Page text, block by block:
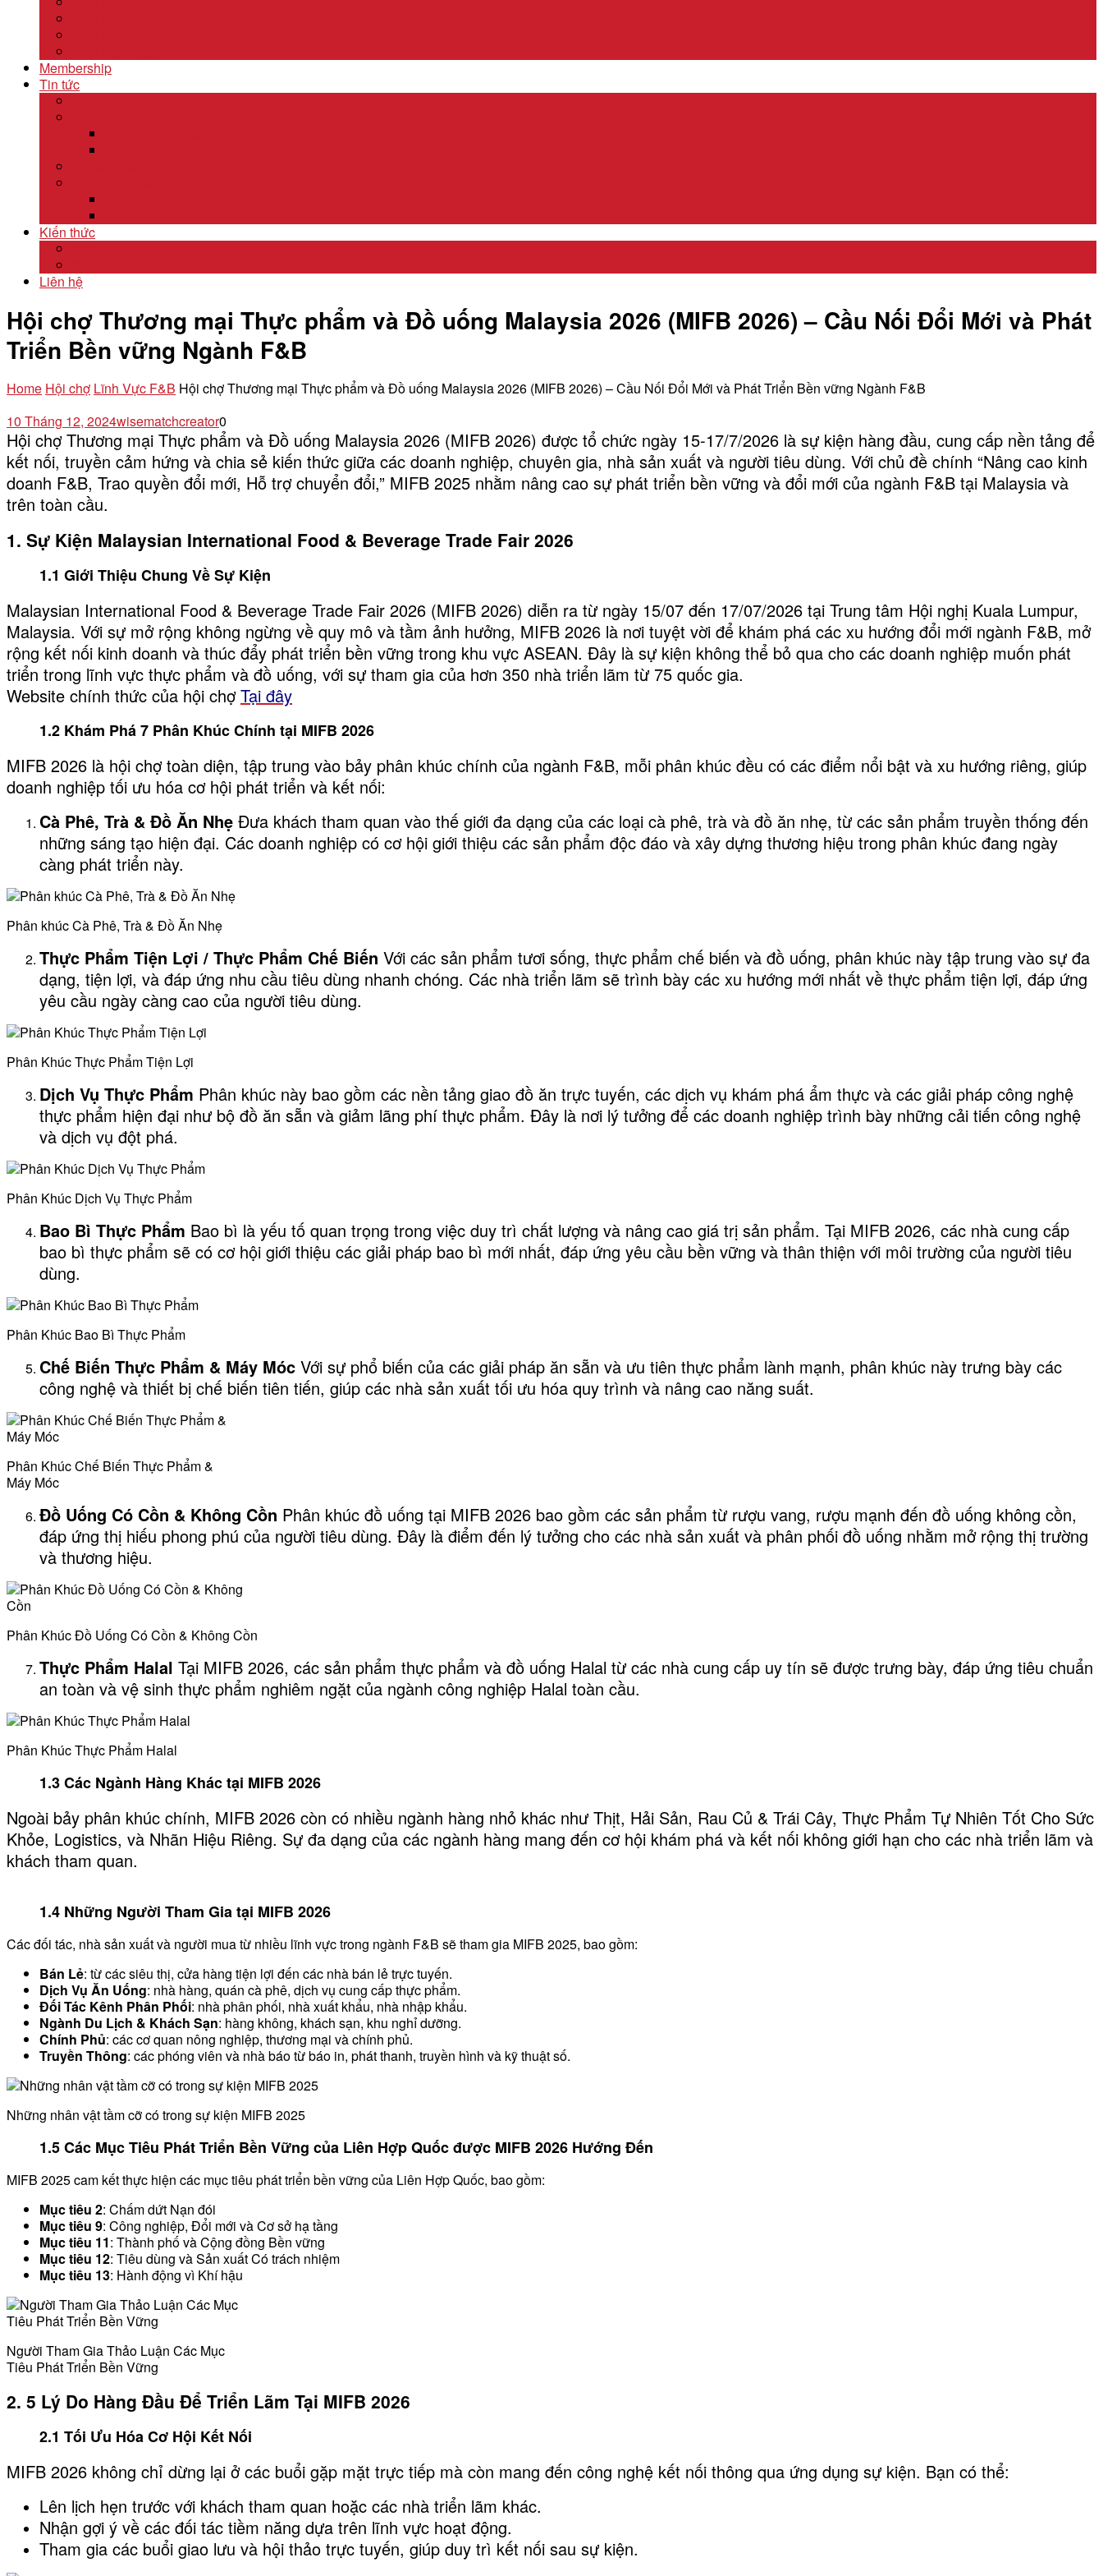
Membership
Tin tức
Kiến thức
Liên hệ
Hội chợ Thương mại Thực phẩm và Đồ uống Malaysia 2026 (MIFB 2026) – Cầu Nối Đổi Mới và Phát
Triển Bền vững Ngành F&B
Home Hội chợ Lĩnh Vực F&B Hội chợ Thương mại Thực phẩm và Đồ uống Malaysia 2026 (MIFB 2026) – Cầu Nối Đổi Mới và Phát Triển Bền vững Ngành F&B
10 Tháng 12, 2024wisematchcreator0
Hội chợ Thương mại Thực phẩm và Đồ uống Malaysia 2026 (MIFB 2026) được tổ chức ngày 15-17/7/2026 là sự kiện hàng đầu, cung cấp nền tảng để
kết nối, truyền cảm hứng và chia sẻ kiến thức giữa các doanh nghiệp, chuyên gia, nhà sản xuất và người tiêu dùng. Với chủ đề chính “Nâng cao kinh
doanh F&B, Trao quyền đổi mới, Hỗ trợ chuyển đổi,” MIFB 2025 nhằm nâng cao sự phát triển bền vững và đổi mới của ngành F&B tại Malaysia và
trên toàn cầu.
1. Sự Kiện Malaysian International Food & Beverage Trade Fair 2026
1.1 Giới Thiệu Chung Về Sự Kiện
Malaysian International Food & Beverage Trade Fair 2026 (MIFB 2026) diễn ra từ ngày 15/07 đến 17/07/2026 tại Trung tâm Hội nghị Kuala Lumpur,
Malaysia. Với sự mở rộng không ngừng về quy mô và tầm ảnh hưởng, MIFB 2026 là nơi tuyệt vời để khám phá các xu hướng đổi mới ngành F&B, mở
rộng kết nối kinh doanh và thúc đẩy phát triển bền vững trong khu vực ASEAN. Đây là sự kiện không thể bỏ qua cho các doanh nghiệp muốn phát
triển trong lĩnh vực thực phẩm và đồ uống, với sự tham gia của hơn 350 nhà triển lãm từ 75 quốc gia.
Website chính thức của hội chợTại đây
1.2 Khám Phá 7 Phân Khúc Chính tại MIFB 2026
MIFB 2026 là hội chợ toàn diện, tập trung vào bảy phân khúc chính của ngành F&B, mỗi phân khúc đều có các điểm nổi bật và xu hướng riêng, giúp
doanh nghiệp tối ưu hóa cơ hội phát triển và kết nối:
Cà Phê, Trà & Đồ Ăn Nhẹ Đưa khách tham quan vào thế giới đa dạng của các loại cà phê, trà và đồ ăn nhẹ, từ các sản phẩm truyền thống đến
những sáng tạo hiện đại. Các doanh nghiệp có cơ hội giới thiệu các sản phẩm độc đáo và xây dựng thương hiệu trong phân khúc đang ngày
càng phát triển này.
Phân khúc Cà Phê, Trà & Đồ Ăn Nhẹ
Thực Phẩm Tiện Lợi / Thực Phẩm Chế Biến Với các sản phẩm tươi sống, thực phẩm chế biến và đồ uống, phân khúc này tập trung vào sự đa
dạng, tiện lợi, và đáp ứng nhu cầu tiêu dùng nhanh chóng. Các nhà triển lãm sẽ trình bày các xu hướng mới nhất về thực phẩm tiện lợi, đáp ứng
yêu cầu ngày càng cao của người tiêu dùng.
Phân Khúc Thực Phẩm Tiện Lợi
Dịch Vụ Thực Phẩm Phân khúc này bao gồm các nền tảng giao đồ ăn trực tuyến, các dịch vụ khám phá ẩm thực và các giải pháp công nghệ
thực phẩm hiện đại như bộ đồ ăn sẵn và giảm lãng phí thực phẩm. Đây là nơi lý tưởng để các doanh nghiệp trình bày những cải tiến công nghệ
và dịch vụ đột phá.
Phân Khúc Dịch Vụ Thực Phẩm
Bao Bì Thực Phẩm Bao bì là yếu tố quan trọng trong việc duy trì chất lượng và nâng cao giá trị sản phẩm. Tại MIFB 2026, các nhà cung cấp
bao bì thực phẩm sẽ có cơ hội giới thiệu các giải pháp bao bì mới nhất, đáp ứng yêu cầu bền vững và thân thiện với môi trường của người tiêu
dùng.
Phân Khúc Bao Bì Thực Phẩm
Chế Biến Thực Phẩm & Máy Móc Với sự phổ biến của các giải pháp ăn sẵn và ưu tiên thực phẩm lành mạnh, phân khúc này trưng bày các
công nghệ và thiết bị chế biến tiên tiến, giúp các nhà sản xuất tối ưu hóa quy trình và nâng cao năng suất.
Phân Khúc Chế Biến Thực Phẩm &
Máy Móc
Đồ Uống Có Cồn & Không Cồn Phân khúc đồ uống tại MIFB 2026 bao gồm các sản phẩm từ rượu vang, rượu mạnh đến đồ uống không cồn,
đáp ứng thị hiếu phong phú của người tiêu dùng. Đây là điểm đến lý tưởng cho các nhà sản xuất và phân phối đồ uống nhằm mở rộng thị trường
và thương hiệu.
Phân Khúc Đồ Uống Có Cồn & Không Cồn
Thực Phẩm Halal Tại MIFB 2026, các sản phẩm thực phẩm và đồ uống Halal từ các nhà cung cấp uy tín sẽ được trưng bày, đáp ứng tiêu chuẩn
an toàn và vệ sinh thực phẩm nghiêm ngặt của ngành công nghiệp Halal toàn cầu.
Phân Khúc Thực Phẩm Halal
1.3 Các Ngành Hàng Khác tại MIFB 2026
Ngoài bảy phân khúc chính, MIFB 2026 còn có nhiều ngành hàng nhỏ khác như Thịt, Hải Sản, Rau Củ & Trái Cây, Thực Phẩm Tự Nhiên Tốt Cho Sức
Khỏe, Logistics, và Nhãn Hiệu Riêng. Sự đa dạng của các ngành hàng mang đến cơ hội khám phá và kết nối không giới hạn cho các nhà triển lãm và
khách tham quan.
1.4 Những Người Tham Gia tại MIFB 2026
Các đối tác, nhà sản xuất và người mua từ nhiều lĩnh vực trong ngành F&B sẽ tham gia MIFB 2025, bao gồm:
Bán Lẻ: từ các siêu thị, cửa hàng tiện lợi đến các nhà bán lẻ trực tuyến.
Dịch Vụ Ăn Uống: nhà hàng, quán cà phê, dịch vụ cung cấp thực phẩm.
Đối Tác Kênh Phân Phối: nhà phân phối, nhà xuất khẩu, nhà nhập khẩu.
Ngành Du Lịch & Khách Sạn: hàng không, khách sạn, khu nghỉ dưỡng.
Chính Phủ: các cơ quan nông nghiệp, thương mại và chính phủ.
Truyền Thông: các phóng viên và nhà báo từ báo in, phát thanh, truyền hình và kỹ thuật số.
Những nhân vật tầm cỡ có trong sự kiện MIFB 2025
1.5 Các Mục Tiêu Phát Triển Bền Vững của Liên Hợp Quốc được MIFB 2026 Hướng Đến
MIFB 2025 cam kết thực hiện các mục tiêu phát triển bền vững của Liên Hợp Quốc, bao gồm:
Mục tiêu 2: Chấm dứt Nạn đói
Mục tiêu 9: Công nghiệp, Đổi mới và Cơ sở hạ tầng
Mục tiêu 11: Thành phố và Cộng đồng Bền vững
Mục tiêu 12: Tiêu dùng và Sản xuất Có trách nhiệm
Mục tiêu 13: Hành động vì Khí hậu
Người Tham Gia Thảo Luận Các Mục
Tiêu Phát Triển Bền Vững
2. 5 Lý Do Hàng Đầu Để Triển Lãm Tại MIFB 2026
2.1 Tối Ưu Hóa Cơ Hội Kết Nối
MIFB 2026 không chỉ dừng lại ở các buổi gặp mặt trực tiếp mà còn mang đến công nghệ kết nối thông qua ứng dụng sự kiện. Bạn có thể:
Lên lịch hẹn trước với khách tham quan hoặc các nhà triển lãm khác.
Nhận gợi ý về các đối tác tiềm năng dựa trên lĩnh vực hoạt động.
Tham gia các buổi giao lưu và hội thảo trực tuyến, giúp duy trì kết nối sau sự kiện.